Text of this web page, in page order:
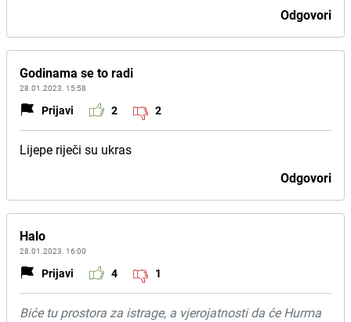
Odgovori
Godinama se to radi
28.01.2023. 15:58
Prijavi 2 2
Lijepe riječi su ukras
Odgovori
Halo
28.01.2023. 16:00
Prijavi 4 1
Biće tu prostora za istrage, a vjerojatnosti da će Hurma